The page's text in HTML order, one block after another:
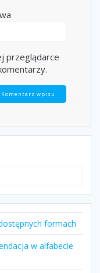
przeglądarce
formach
w alfabecie